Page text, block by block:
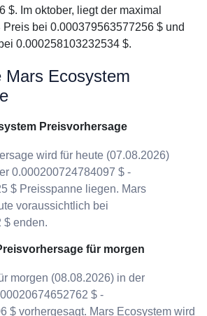
$. Im oktober, liegt der maximal
bei 0.000379563577256 $ und
0.000258103232534 $.
Mars Ecosystem
Preisvorhersage
wird für heute (07.08.2026)
0.000200724784097 $ -
$ Preisspanne liegen. Mars
voraussichtlich bei
$ enden.
für morgen
morgen (08.08.2026) in der
$ -
$ vorhergesagt. Mars Ecosystem wird